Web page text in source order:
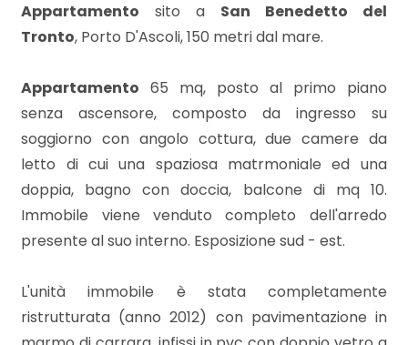
Appartamento sito a San Benedetto del
Tronto, Porto D'Ascoli, 150 metri dal mare.
Appartamento 65 mq, posto al primo piano
senza ascensore, composto da ingresso su
soggiorno con angolo cottura, due camere da
letto di cui una spaziosa matrmoniale ed una
doppia, bagno con doccia, balcone di mq 10.
Immobile viene venduto completo dell'arredo
presente al suo interno. Esposizione sud - est.
L'unità immobile è stata completamente
ristrutturata (anno 2012) con pavimentazione in
Totale
mq